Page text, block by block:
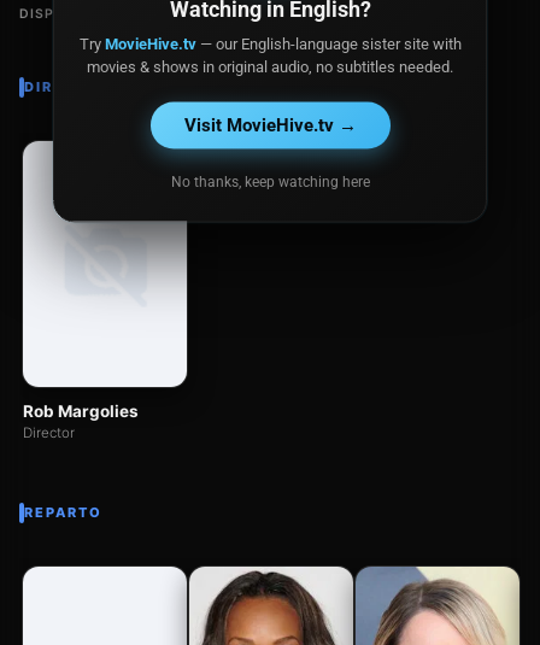
DISPONIBLE EN
DIRECTOR
Rob Margolies
Director
REPARTO
Watching in English?
Try MovieHive.tv— our English-language sister site with
movies & shows in original audio, no subtitles needed.
Visit MovieHive.tv →
No thanks, keep watching here